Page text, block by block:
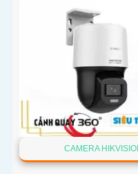
CAMERA